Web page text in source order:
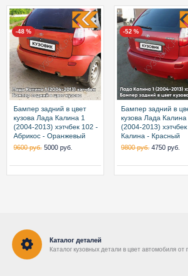
-48 %
Бампер задний в цвет
кузова Лада Калина 1
(2004-2013) хэтчбек 102 -
Абрикос - Оранжевый
9600 руб. 5000 руб.
-52 %
Бампер задний в
кузова Лада Калина
(2004-2013)
Калина - Красный
9800 руб. 4750 руб.
Каталог деталей
Каталог кузовных детали в цвет автомобиля от